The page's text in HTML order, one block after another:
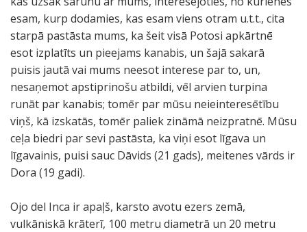
esam, kurp dodamies, kas esam viens otram u.t.t., cita
starpā pastāsta mums, ka šeit visā Potosi apkārtnē
esot izplatīts un pieejams kanabis, un šajā sakarā
puisis jautā vai mums neesot interese par to, un,
nesaņemot apstiprinošu atbildi, vēl arvien turpina
runāt par kanabis; tomēr par mūsu neieinteresētību
viņš, kā izskatās, tomēr paliek zināmā neizpratnē. Mūsu
ceļa biedri par sevi pastāsta, ka viņi esot līgava un
līgavainis, puisi sauc Dāvids (21 gads), meitenes vārds ir
Dora (19 gadi).
Ojo del Inca ir apaļš, karsto avotu ezers zemā,
vulkāniskā krāterī, 100 metru diametrā un 20 metru